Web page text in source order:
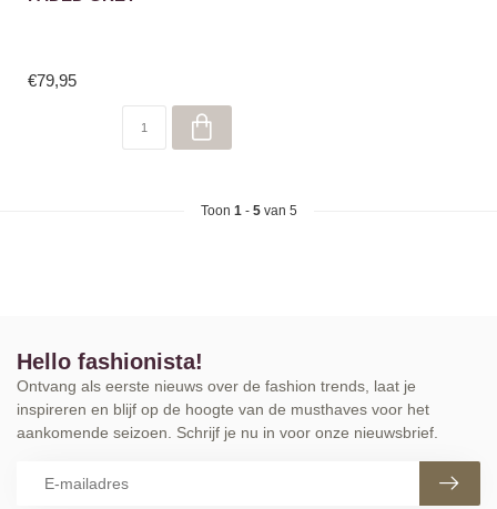
€79,95
Toon 1- 5van 5
Hello fashionista!
Ontvang als eerste nieuws over de fashion trends, laat je
inspireren en blijf op de hoogte van de musthaves voor het
aankomende seizoen. Schrijf je nu in voor onze nieuwsbrief.